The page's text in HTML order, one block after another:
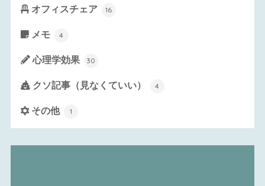
オフィスチェア 16
メモ 4
心理学効果 30
クソ記事（見なくていい） 4
その他 1